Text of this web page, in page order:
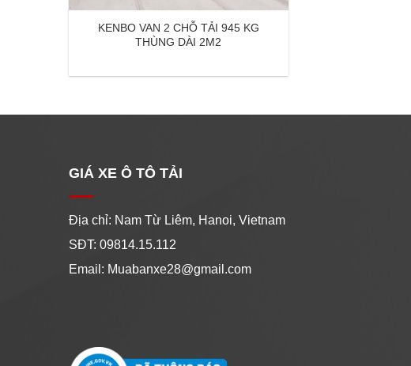
KENBO VAN 2 CHỖ TẢI 945 KG
THÙNG DÀI 2M2
GIÁ XE Ô TÔ TẢI
Địa chỉ: Nam Từ Liêm, Hanoi, Vietnam
SĐT: 09814.15.112
Email: Muabanxe28@gmail.com